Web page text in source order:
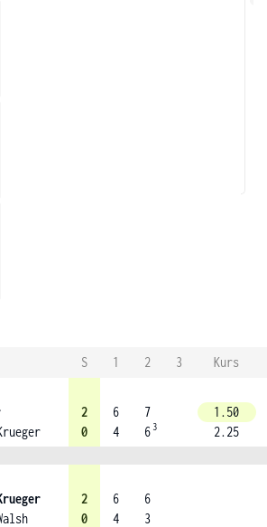
S 1 2 3
Kurs
2
0
6
4
7
6 3
1.50
2.25
2
0
6
4
6
3